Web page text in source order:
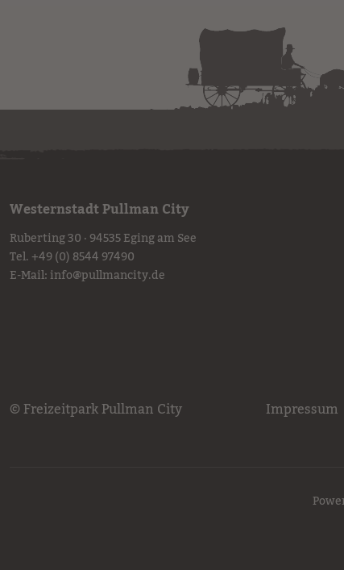
Westernstadt Pullman City
Ruberting 30 · 94535 Eging am See
Tel.+49 (0) 8544 97490
E-Mail:info@pullmancity.de
Impressum
© Freizeitpark Pullman City